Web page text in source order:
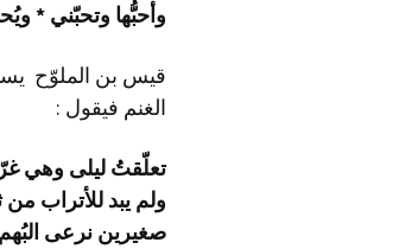
وأحبُّها وتحبّني *
الغنم فيقول :
تعلّقتُ ليلى وهي
ولم يبد للأتراب
صغيرين نرعى البُهم